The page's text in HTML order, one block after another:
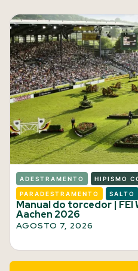
ADESTRAMENTO HIPISMO
PARADESTRAMENTO SALTO
Manual do torcedor | FEI
Aachen 2026
AGOSTO 7, 2026